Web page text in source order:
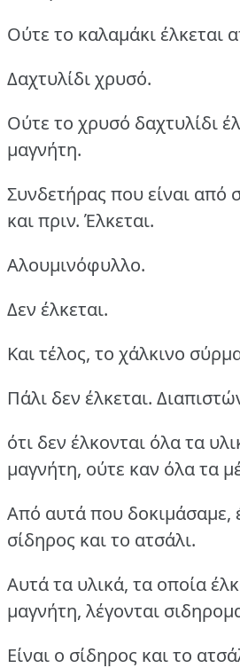
Ούτε το καλαμάκι έλκεται
Δαχτυλίδι χρυσό.
Ούτε το χρυσό δαχτυλίδι
μαγνήτη.
Συνδετήρας που είναι από
και πριν. Έλκεται.
Αλουμινόφυλλο.
Δεν έλκεται.
Και τέλος, το χάλκινο
Πάλι δεν έλκεται.
ότι δεν έλκονται όλα τα
μαγνήτη, ούτε καν όλα τα
Από αυτά που δοκιμάσαμε,
σίδηρος και το ατσάλι.
Αυτά τα υλικά, τα οποία
μαγνήτη, λέγονται
Είναι ο σίδηρος και το